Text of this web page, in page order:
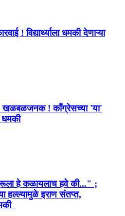
! विद्यार्थ्याला धमकी देणाऱ्या
खळबळजनक ! काँग्रेसच्या 'या'
धमकी
हे कळायलाच हवे की..." ;
हल्ल्यामुळे इराण संतप्त,